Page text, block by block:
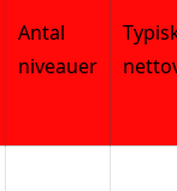
Antal
niveauer